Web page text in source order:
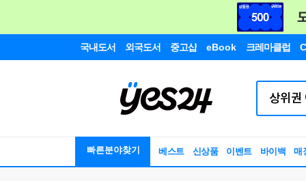
국내도서 외국도서 중고샵 eBook 크레마클럽
빠른분야찾기 베스트 신상품 이벤트 바이백 매